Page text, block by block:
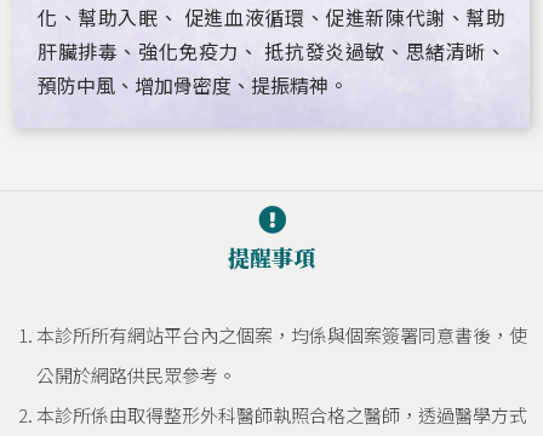
化、幫助入眠、 促進血液循環、促進新陳代謝、幫助
肝臟排毒、強化免疫力、 抵抗發炎過敏、思緒清晰、
預防中風、增加骨密度、提振精神。
提醒事項
本診所所有網站平台內之個案，均係與個案簽署同意書後，使
公開於網路供民眾參考。
本診所係由取得整形外科醫師執照合格之醫師，透過醫學方式